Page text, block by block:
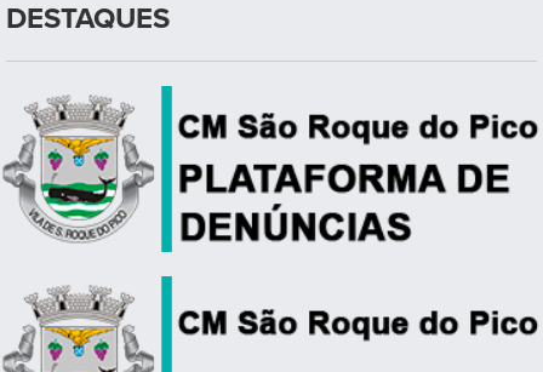
DESTAQUES